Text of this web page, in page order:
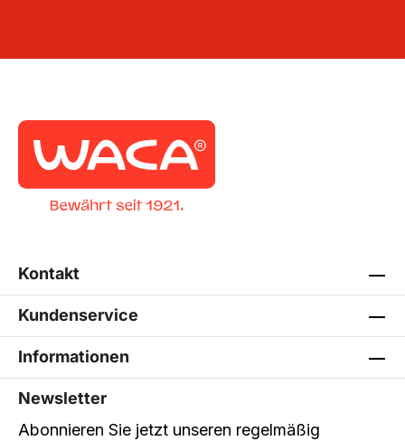
Kontakt
Kundenservice
Informationen
Newsletter
Abonnieren Sie jetzt unseren regelmäßig